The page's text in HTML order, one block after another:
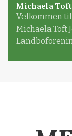
Michaela
Velkommen
Michaela Toft